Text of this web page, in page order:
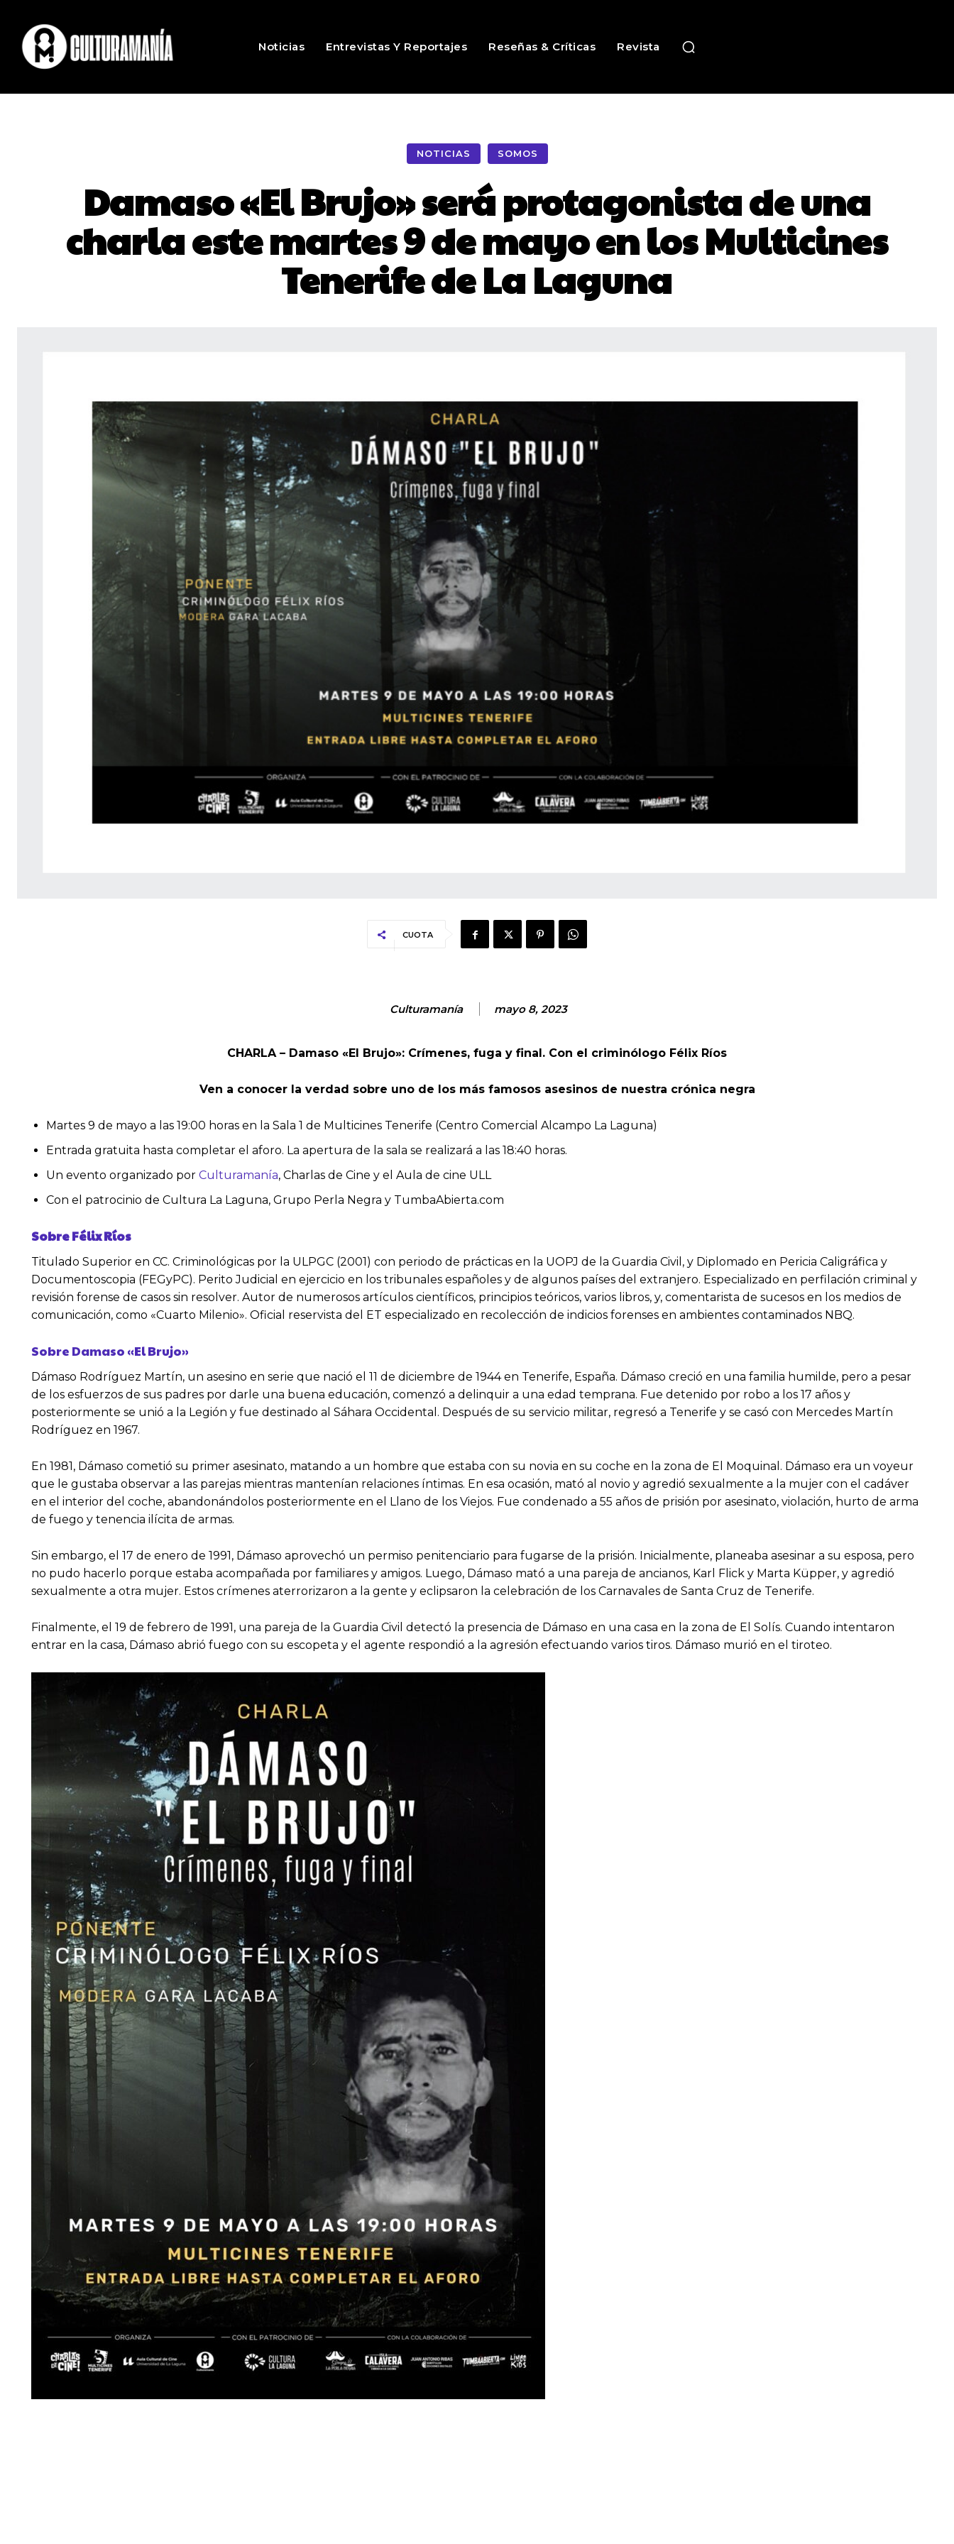
Noticias Entrevistas Y Reportajes Reseñas & Críticas Revista
NOTICIAS SOMOS
Damaso «El Brujo» será protagonista de una
charla este martes 9 de mayo en los Multicines
Tenerife de La Laguna
CUOTA
Culturamanía mayo 8, 2023
CHARLA – Damaso «El Brujo»: Crímenes, fuga y final. Con el criminólogo Félix Ríos
Ven a conocer la verdad sobre uno de los más famosos asesinos de nuestra crónica negra
Martes 9 de mayo a las 19:00 horas en la Sala 1 de Multicines Tenerife (Centro Comercial Alcampo La Laguna)
Entrada gratuita hasta completar el aforo. La apertura de la sala se realizará a las 18:40 horas.
Un evento organizado por Culturamanía, Charlas de Cine y el Aula de cine ULL
Con el patrocinio de Cultura La Laguna, Grupo Perla Negra y TumbaAbierta.com
Sobre Félix Ríos
Titulado Superior en CC. Criminológicas por la ULPGC (2001) con periodo de prácticas en la UOPJ de la Guardia Civil, y Diplomado en Pericia Caligráfica y
Documentoscopia (FEGyPC). Perito Judicial en ejercicio en los tribunales españoles y de algunos países del extranjero. Especializado en perfilación criminal y
revisión forense de casos sin resolver. Autor de numerosos artículos científicos, principios teóricos, varios libros, y, comentarista de sucesos en los medios de
comunicación, como «Cuarto Milenio». Oficial reservista del ET especializado en recolección de indicios forenses en ambientes contaminados NBQ.
Sobre Damaso «El Brujo»
Dámaso Rodríguez Martín, un asesino en serie que nació el 11 de diciembre de 1944 en Tenerife, España. Dámaso creció en una familia humilde, pero a pesar
de los esfuerzos de sus padres por darle una buena educación, comenzó a delinquir a una edad temprana. Fue detenido por robo a los 17 años y
posteriormente se unió a la Legión y fue destinado al Sáhara Occidental. Después de su servicio militar, regresó a Tenerife y se casó con Mercedes Martín
Rodríguez en 1967.
En 1981, Dámaso cometió su primer asesinato, matando a un hombre que estaba con su novia en su coche en la zona de El Moquinal. Dámaso era un voyeur
que le gustaba observar a las parejas mientras mantenían relaciones íntimas. En esa ocasión, mató al novio y agredió sexualmente a la mujer con el cadáver
en el interior del coche, abandonándolos posteriormente en el Llano de los Viejos. Fue condenado a 55 años de prisión por asesinato, violación, hurto de arma
de fuego y tenencia ilícita de armas.
Sin embargo, el 17 de enero de 1991, Dámaso aprovechó un permiso penitenciario para fugarse de la prisión. Inicialmente, planeaba asesinar a su esposa, pero
no pudo hacerlo porque estaba acompañada por familiares y amigos. Luego, Dámaso mató a una pareja de ancianos, Karl Flick y Marta Küpper, y agredió
sexualmente a otra mujer. Estos crímenes aterrorizaron a la gente y eclipsaron la celebración de los Carnavales de Santa Cruz de Tenerife.
Finalmente, el 19 de febrero de 1991, una pareja de la Guardia Civil detectó la presencia de Dámaso en una casa en la zona de El Solís. Cuando intentaron
entrar en la casa, Dámaso abrió fuego con su escopeta y el agente respondió a la agresión efectuando varios tiros. Dámaso murió en el tiroteo.